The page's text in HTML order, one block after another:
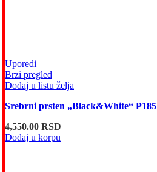
Uporedi
Brzi pregled
Dodaj u listu želja
Srebrni prsten „Black&White“ P185
4,550.00 RSD
Dodaj u korpu